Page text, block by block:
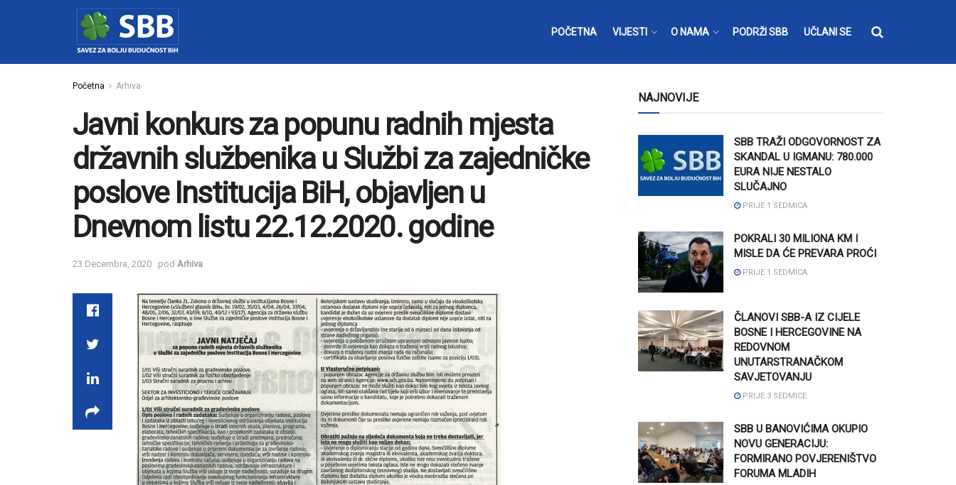
POČETNA VIJESTI O NAMA PODRŽI SBB UČLANI SE
Početna Arhiva
Javni konkurs za popunu radnih mjesta
državnih službenika u Službi za zajedničke
poslove Institucija BiH, objavljen u
Dnevnom listu 22.12.2020. godine
23 Decembra, 2020 pod Arhiva
NAJNOVIJE
SBB TRAŽI ODGOVORNOST ZA
SKANDAL U IGMANU: 780.000
EURA NIJE NESTALO
SLUČAJNO
PRIJE 1 SEDMICA
POKRALI 30 MILIONA KM I
MISLE DA ĆE PREVARA PROĆI
PRIJE 1 SEDMICA
ČLANOVI SBB-A IZ CIJELE
BOSNE I HERCEGOVINE NA
REDOVNOM
UNUTARSTRANAČKOM
SAVJETOVANJU
PRIJE 3 SEDMICE
SBB U BANOVIĆIMA OKUPIO
NOVU GENERACIJU:
FORMIRANO POVJERENIŠTVO
FORUMA MLADIH